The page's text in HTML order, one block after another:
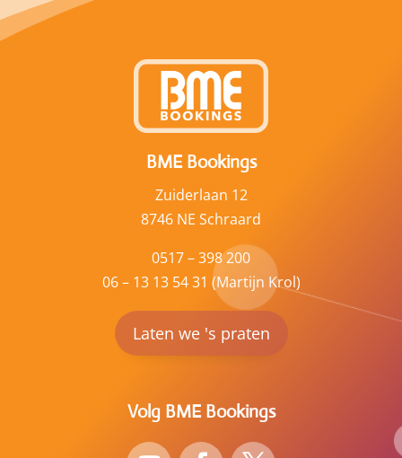
BME Bookings
Zuiderlaan 12
8746 NE Schraard
0517 – 398 200
06 – 13 13 54 31 (Martijn Krol)
Laten we 's praten
Volg BME Bookings